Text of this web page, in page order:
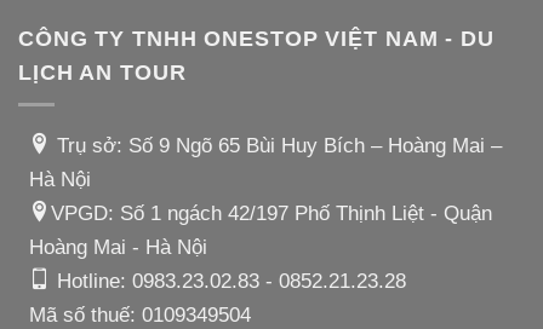
CÔNG TY TNHH ONESTOP VIỆT NAM - DU
LỊCH AN TOUR
Trụ sở: Số 9 Ngõ 65 Bùi Huy Bích – Hoàng Mai –
Hà Nội
VPGD: Số 1 ngách 42/197 Phố Thịnh Liệt - Quận
Hoàng Mai - Hà Nội
Hotline: 0983.23.02.83- 0852.21.23.28
Mã số thuế: 0109349504